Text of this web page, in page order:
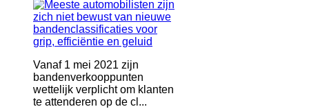
Vanaf 1 mei 2021 zijn
bandenverkooppunten
wettelijk verplicht om klanten
te attenderen op de cl...